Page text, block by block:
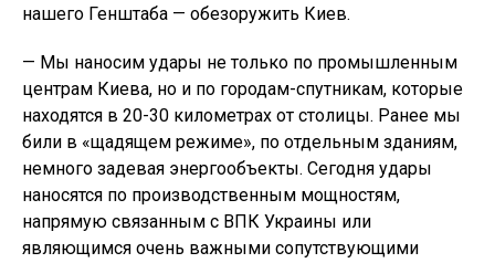
нашего Генштаба — обезоружить Киев.
— Мы наносим удары не только по промышленным
центрам Киева, но и по городам-спутникам, которые
находятся в 20-30 километрах от столицы. Ранее мы
били в «щадящем режиме», по отдельным зданиям,
немного задевая энергообъекты. Сегодня удары
наносятся по производственным мощностям,
напрямую связанным с ВПК Украины или
являющимся очень важными сопутствующими